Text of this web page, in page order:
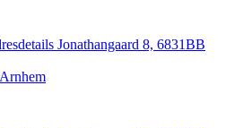
Jonathangaard 8, 6831BB